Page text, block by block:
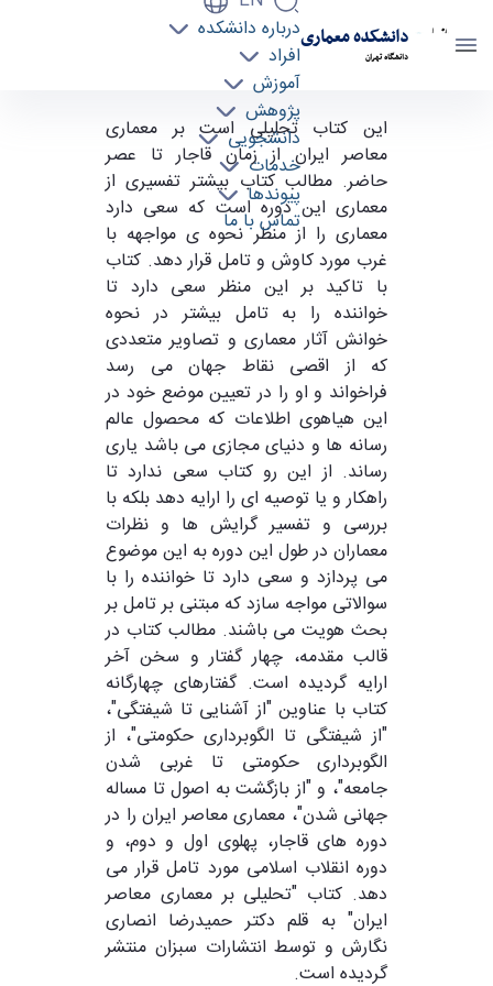
دانشکده معماری
دانشگاه تهران
درباره دانشکده
افراد
آموزش
پژوهش
دانشجویی
خدمات
پیوندها
تماس با ما
انتشار کتاب "تحلیلی بر معماری معاصر ایران"
نوشته دکتر حمید رضا انصاری - دانشکده معماری
این کتاب تحلیلی است بر معماری
معاصر ایران از زمان قاجار تا عصر
حاضر. مطالب کتاب بیشتر تفسیری از
معماری این دوره است که سعی دارد
معماری را از منظر نحوه ی مواجهه با
غرب مورد کاوش و تامل قرار دهد. کتاب
با تاکید بر این منظر سعی دارد تا
خواننده را به تامل بیشتر در نحوه
خوانش آثار معماری و تصاویر متعددی
که از اقصی نقاط جهان می رسد
فراخواند و او را در تعیین موضع خود در
این هیاهوی اطلاعات که محصول عالم
رسانه ها و دنیای مجازی می باشد یاری
رساند. از این رو کتاب سعی ندارد تا
راهکار و یا توصیه ای را ارایه دهد بلکه با
بررسی و تفسیر گرایش ها و نظرات
معماران در طول این دوره به این موضوع
می پردازد و سعی دارد تا خواننده را با
سوالاتی مواجه سازد که مبتنی بر تامل بر
بحث هویت می باشند. مطالب کتاب در
قالب مقدمه، چهار گفتار و سخن آخر
ارایه گردیده است. گفتارهای چهارگانه
کتاب با عناوین "از آشنایی تا شیفتگی"،
"از شیفتگی تا الگوبرداری حکومتی"، از
الگوبرداری حکومتی تا غربی شدن
جامعه"، و "از بازگشت به اصول تا مساله
جهانی شدن"، معماری معاصر ایران را در
دوره های قاجار، پهلوی اول و دوم، و
دوره انقلاب اسلامی مورد تامل قرار می
دهد. کتاب "تحلیلی بر معماری معاصر
ایران" به قلم دکتر حمیدرضا انصاری
نگارش و توسط انتشارات سبزان منتشر
گردیده است.